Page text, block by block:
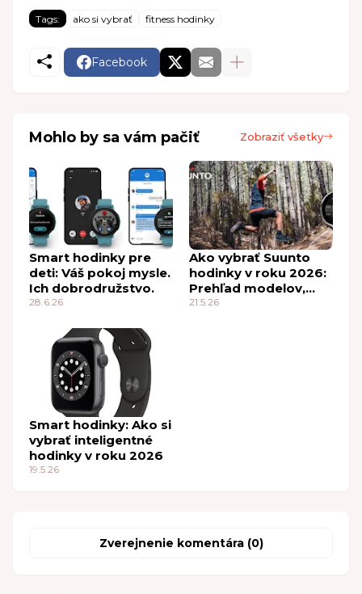
Tags: ako si vybrať fitness hodinky
Facebook
Mohlo by sa vám pačiť Zobraziť všetky
Smart hodinky pre
deti: Váš pokoj mysle.
Ich dobrodružstvo.
28.6.26
Ako vybrať Suunto
hodinky v roku 2026:
Prehľad modelov,
funkcií a odporúčania
21.5.26
Smart hodinky: Ako si
vybrať inteligentné
hodinky v roku 2026
19.5.26
Zverejnenie komentára (0)